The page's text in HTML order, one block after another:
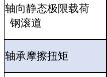
轴向静态极限载荷
钢滚道
轴承摩擦扭矩